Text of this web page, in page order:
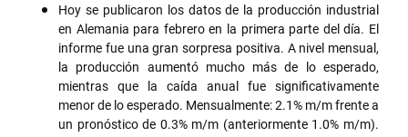
Hoy se publicaron los datos de la producción industrial
en Alemania para febrero en la primera parte del día. El
informe fue una gran sorpresa positiva. A nivel mensual,
la producción aumentó mucho más de lo esperado,
mientras que la caída anual fue significativamente
menor de lo esperado. Mensualmente: 2.1% m/m frente a
un pronóstico de 0.3% m/m (anteriormente 1.0% m/m).